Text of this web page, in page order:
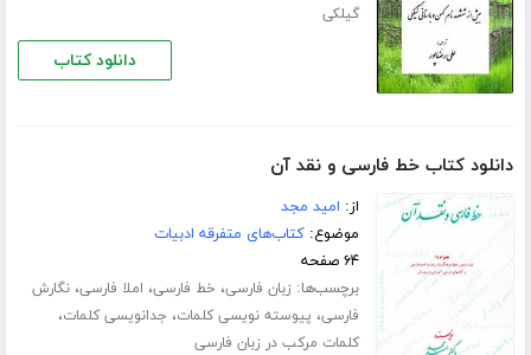
گیلکی
دانلود کتاب
دانلود کتاب خط فارسی و نقد آن
از: امید مجد
موضوع:کتاب‌های متفرقه ادبیات
۶۴ صفحه
برچسب‌ها: زبان فارسی، خط فارسی، املا فارسی،نگارش
فارسی، پیوسته نویسی کلمات، جدانویسی کلمات،
کلمات مرکب در زبان فارسی